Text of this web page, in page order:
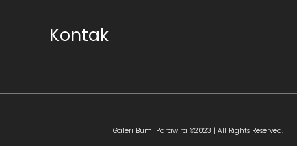
Kontak
Galeri Bumi Parawira ©2023 | All Rights Reserved.